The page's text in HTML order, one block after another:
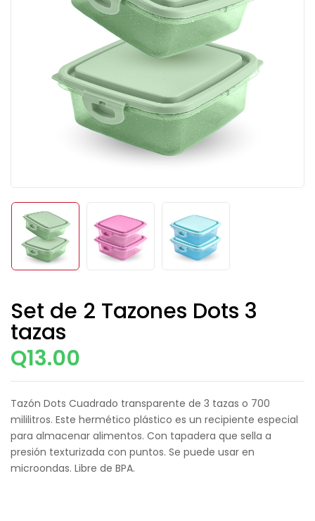
Set de 2 Tazones Dots 3
tazas
Q13.00
Tazón Dots Cuadrado transparente de 3 tazas o 700
mililitros. Este hermético plástico es un recipiente especial
para almacenar alimentos. Con tapadera que sella a
presión texturizada con puntos. Se puede usar en
microondas. Libre de BPA.